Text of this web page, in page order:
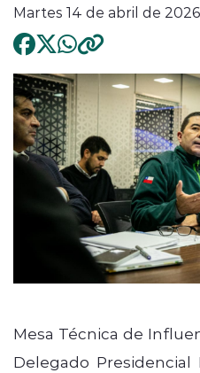
Martes 14 de abril de 2026
Mesa Técnica de
Delegado Presidencial